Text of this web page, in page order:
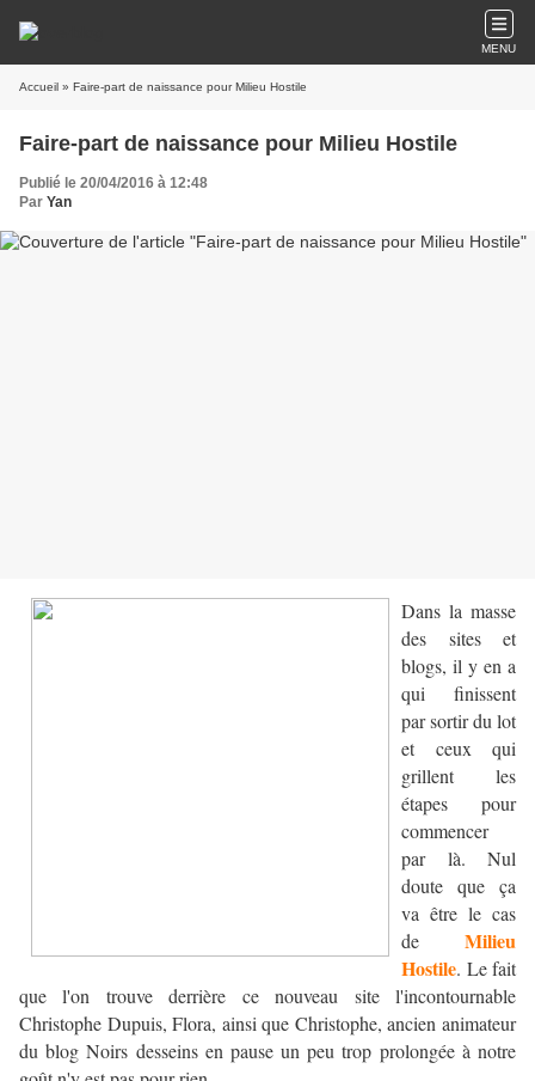
MENU
Accueil » Faire-part de naissance pour Milieu Hostile
Faire-part de naissance pour Milieu Hostile
Publié le 20/04/2016 à 12:48
Par Yan
Dans la masse
des sites et
blogs, il y en a
qui finissent
par sortir du lot
et ceux qui
grillent les
étapes pour
commencer
par là. Nul
doute que ça
va être le cas
de Milieu
Hostile. Le fait
que l'on trouve derrière ce nouveau site l'incontournable
Christophe Dupuis, Flora, ainsi que Christophe, ancien animateur
du blog Noirs desseins en pause un peu trop prolongée à notre